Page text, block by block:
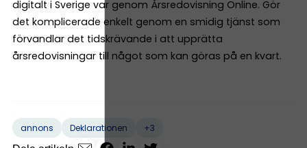
digitalt i Sverige var genom Årsredovisning Online. Gör
det komplicerade enkelt genom en smidig tjänst som
förvandlar det tidskrävande i att upprätta
årsredovisningar till något som kan göras på en kvart.
annons Deklarationen
+3